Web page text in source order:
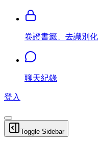
卷證書籤、去識別化
聊天紀錄
登入
Toggle Sidebar